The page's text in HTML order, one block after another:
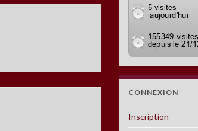
CONNEXION
Inscription